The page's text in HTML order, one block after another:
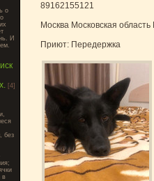
о
И
[4]
без
в
89162155121
Москва Московская
Приют: Передержка